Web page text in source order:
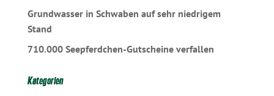
Grundwasser in Schwaben auf sehr niedrigem
Stand
710.000 Seepferdchen-Gutscheine verfallen
Kategorien